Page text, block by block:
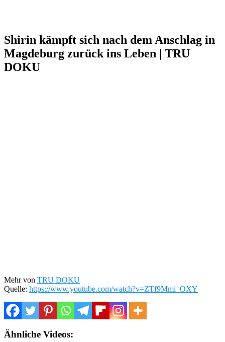
Shirin kämpft sich nach dem Anschlag in
Magdeburg zurück ins Leben | TRU
DOKU
Mehr von TRU DOKU
Quelle: https://www.youtube.com/watch?v=ZTf9Mmi_OXY
Ähnliche Videos: